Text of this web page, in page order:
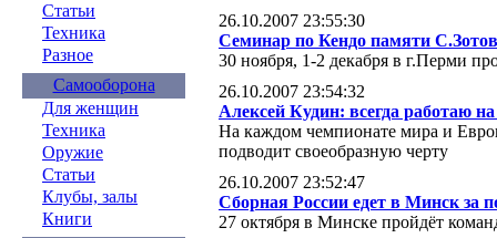
Статьи
Техника
Разное
Самооборона
Для женщин
Техника
Оружие
Статьи
Клубы, залы
Книги
26.10.2007 23:55:30
Семинар по Кендо памяти
30 ноября, 1-2 декабря в г.Перми
26.10.2007 23:54:32
Алексей Кудин: всегда работаю
На каждом чемпионате мира и
подводит своеобразную черту
26.10.2007 23:52:47
Сборная России едет в Минск за
27 октября в Минске пройдёт